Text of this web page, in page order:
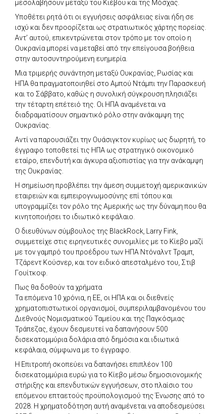
μεσολαβήσουν μεταξύ του Κιέβου και της Μόσχας.
Υποθέτει ρητά ότι οι εγγυήσεις ασφάλειας είναι ήδη σε
ισχύ και δεν προορίζεται ως στρατιωτικός χάρτης πορείας.
Αντ’ αυτού, επικεντρώνεται στον τρόπο με τον οποίο η
Ουκρανία μπορεί να μεταβεί από την επείγουσα βοήθεια
στην αυτοσυντηρούμενη ευημερία.
Μια τριμερής συνάντηση μεταξύ Ουκρανίας, Ρωσίας και
ΗΠΑ θα πραγματοποιηθεί στο Αμπού Ντάμπι την Παρασκευή
και το Σάββατο, καθώς η συνολική σύγκρουση πλησιάζει
την τέταρτη επέτειό της. Οι ΗΠΑ αναμένεται να
διαδραματίσουν σημαντικό ρόλο στην ανάκαμψη της
Ουκρανίας.
Αντί να παρουσιάζει την Ουάσιγκτον κυρίως ως δωρητή, το
έγγραφο τοποθετεί τις ΗΠΑ ως στρατηγικό οικονομικό
εταίρο, επενδυτή και άγκυρα αξιοπιστίας για την ανάκαμψη
της Ουκρανίας.
Η σημείωση προβλέπει την άμεση συμμετοχή αμερικανικών
εταιρειών και εμπειρογνωμοσύνης επί τόπου και
υπογραμμίζει τον ρόλο της Αμερικής ως την δύναμη που θα
κινητοποιήσει το ιδιωτικό κεφάλαιο.
Ο διευθύνων σύμβουλος της BlackRock, Larry Fink,
συμμετείχε στις ειρηνευτικές συνομιλίες με το Κίεβο μαζί
με τον γαμπρό του προέδρου των ΗΠΑ Ντόναλντ Τραμπ,
Τζάρεντ Κούσνερ, και τον ειδικό απεσταλμένο του, Στιβ
Γουίτκοφ.
Πως θα δοθούν τα χρήματα
Τα επόμενα 10 χρόνια, η ΕΕ, οι ΗΠΑ και οι διεθνείς
χρηματοπιστωτικοί οργανισμοί, συμπεριλαμβανομένου του
Διεθνούς Νομισματικού Ταμείου και της Παγκόσμιας
Τράπεζας, έχουν δεσμευτεί να δαπανήσουν 500
δισεκατομμύρια δολάρια από δημόσια και ιδιωτικά
κεφάλαια, σύμφωνα με το έγγραφο.
Η Επιτροπή σκοπεύει να δαπανήσει επιπλέον 100
δισεκατομμύρια ευρώ για το Κίεβο μέσω δημοσιονομικής
στήριξης και επενδυτικών εγγυήσεων, στο πλαίσιο του
επόμενου επταετούς προϋπολογισμού της Ένωσης από το
2028. Η χρηματοδότηση αυτή αναμένεται να αποδεσμεύσει